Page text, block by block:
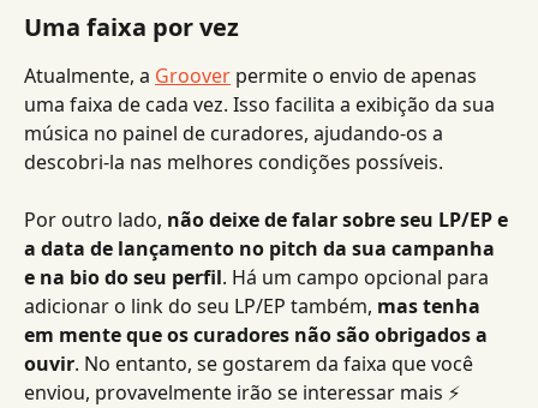
Uma faixa por vez
Atualmente, a Groover permite o envio de apenas
uma faixa de cada vez. Isso facilita a exibição da sua
música no painel de curadores, ajudando-os a
descobri-la nas melhores condições possíveis.
Por outro lado, não deixe de falar sobre seu LP/EP e
a data de lançamento no pitch da sua campanha
e na bio do seu perfil. Há um campo opcional para
adicionar o link do seu LP/EP também, mas tenha
em mente que os curadores não são obrigados a
ouvir. No entanto, se gostarem da faixa que você
enviou, provavelmente irão se interessar mais ⚡️